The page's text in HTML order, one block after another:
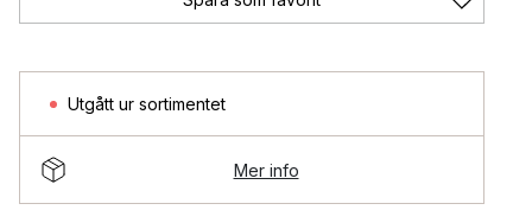
Utgått ur sortimentet
Mer info